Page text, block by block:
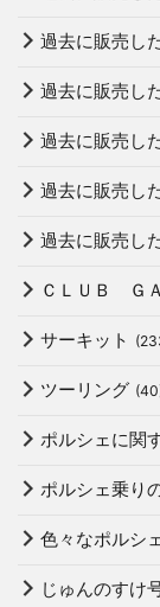
過去に販売し
過去に販売し
過去に販売し
過去に販売し
過去に販売し
ＣＬＵＢ Ｇ
サーキット
ツーリング
ポルシェに関
ポルシェ乗り
色々なポルシ
じゅんのすけ